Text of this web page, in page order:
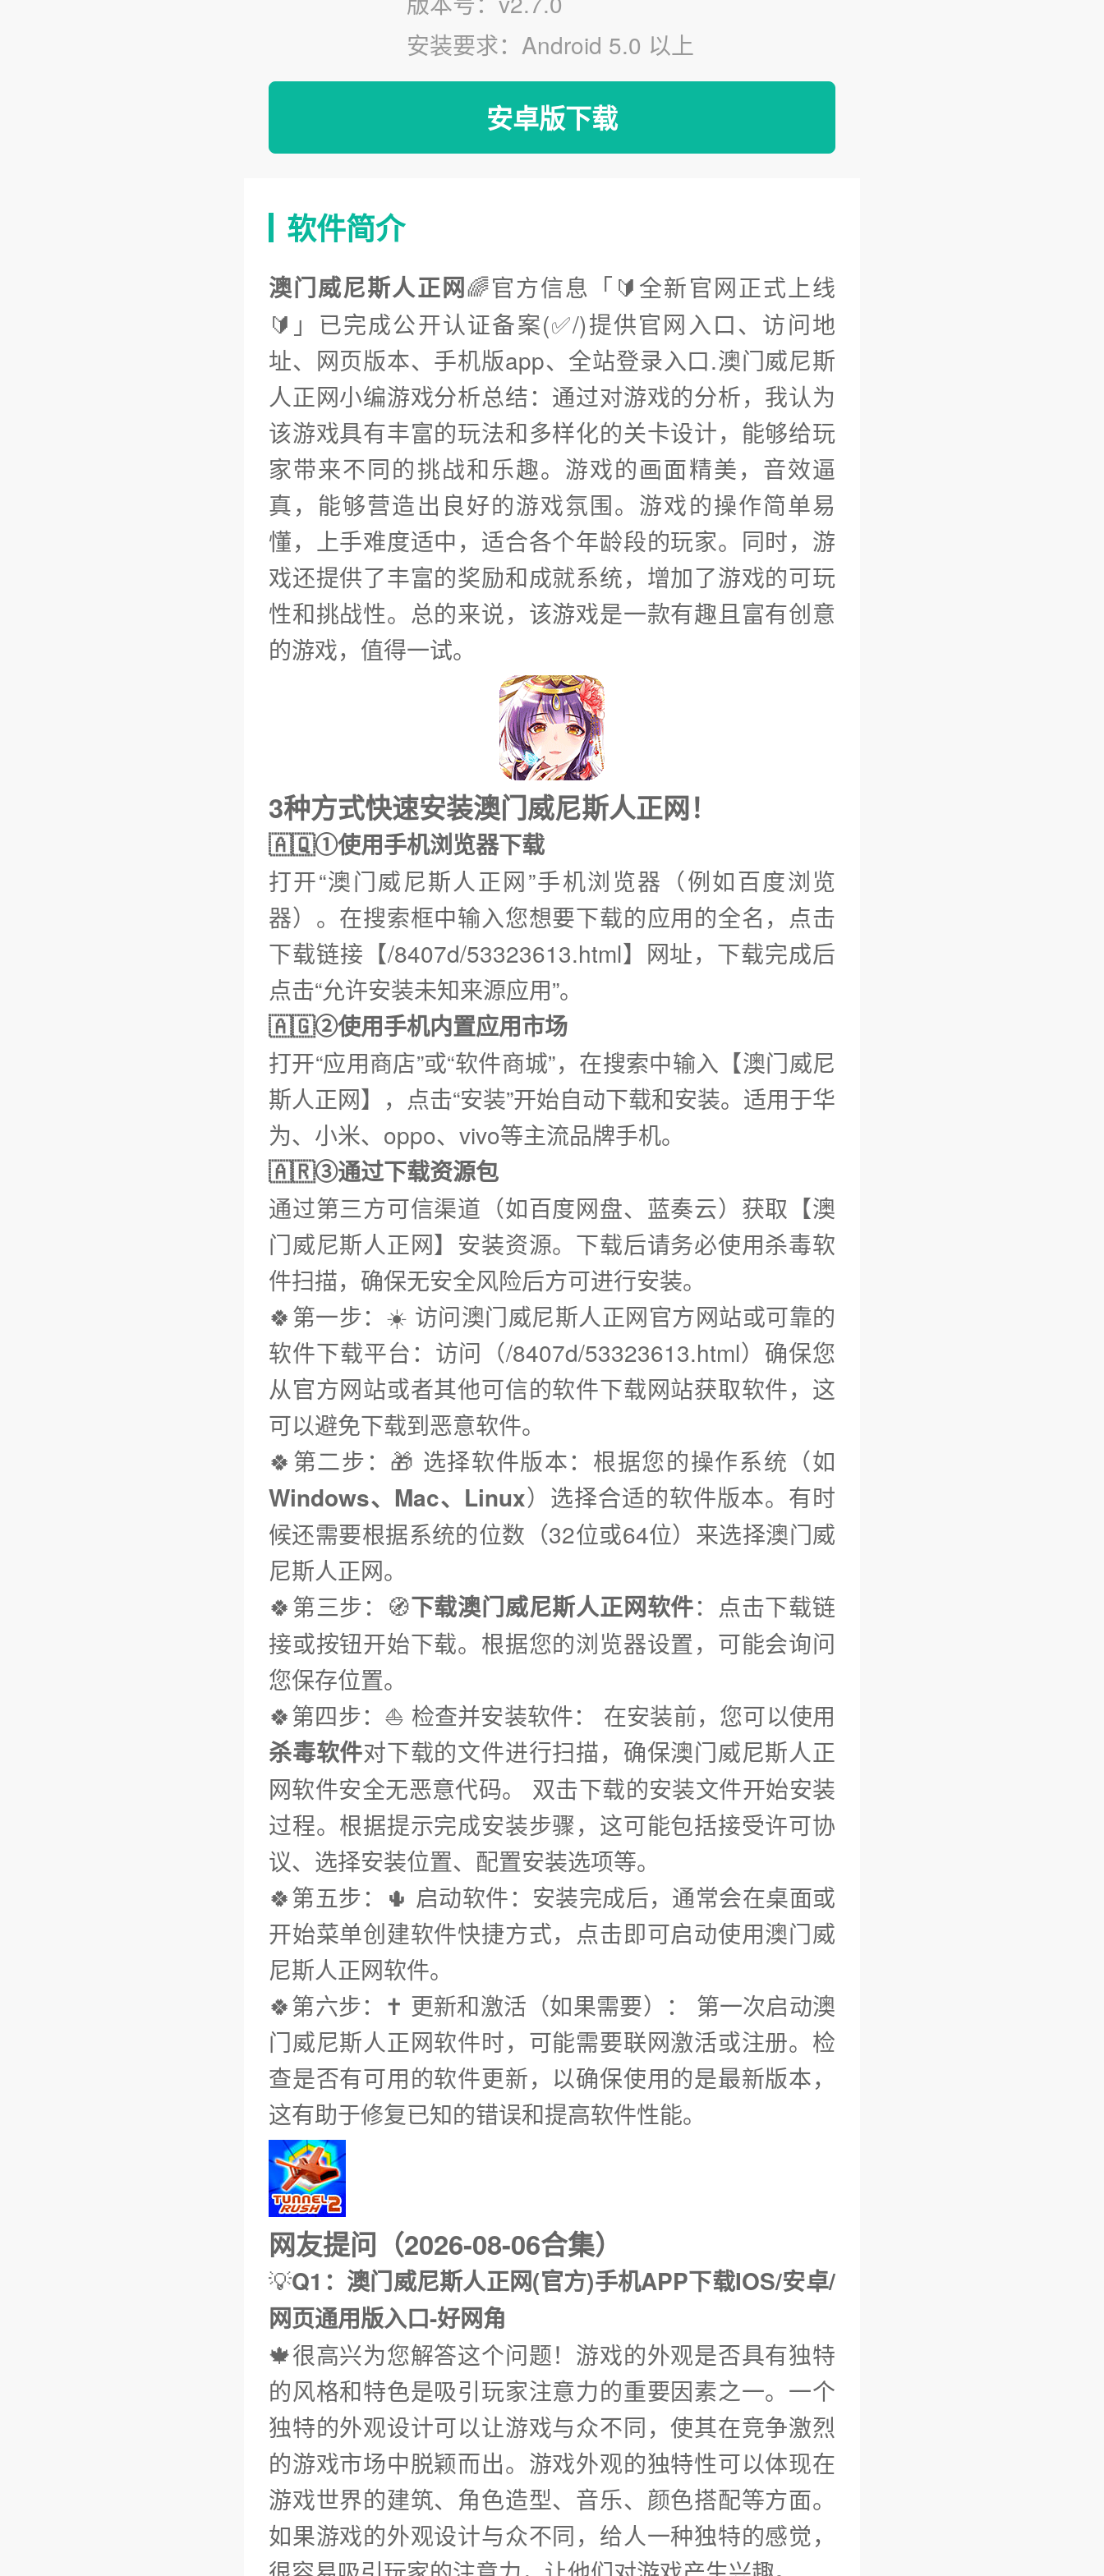
安装要求：Android 5.0 以上
安卓版下载
软件简介
澳门威尼斯人正网🌈官方信息「🔰全新官网正式上线
🔰」已完成公开认证备案(✅/)提供官网入口、访问地
址、网页版本、手机版app、全站登录入口.澳门威尼斯
人正网小编游戏分析总结：通过对游戏的分析，我认为
该游戏具有丰富的玩法和多样化的关卡设计，能够给玩
家带来不同的挑战和乐趣。游戏的画面精美，音效逼
真，能够营造出良好的游戏氛围。游戏的操作简单易
懂，上手难度适中，适合各个年龄段的玩家。同时，游
戏还提供了丰富的奖励和成就系统，增加了游戏的可玩
性和挑战性。总的来说，该游戏是一款有趣且富有创意
的游戏，值得一试。
3种方式快速安装澳门威尼斯人正网！
🇦🇶①使用手机浏览器下载
打开“澳门威尼斯人正网”手机浏览器（例如百度浏览
器）。在搜索框中输入您想要下载的应用的全名，点击
下载链接【/8407d/53323613.html】网址，下载完成后
点击“允许安装未知来源应用”。
🇦🇬②使用手机内置应用市场
打开“应用商店”或“软件商城”，在搜索中输入【澳门威尼
斯人正网】，点击“安装”开始自动下载和安装。适用于华
为、小米、oppo、vivo等主流品牌手机。
🇦🇷③通过下载资源包
通过第三方可信渠道（如百度网盘、蓝奏云）获取【澳
门威尼斯人正网】安装资源。下载后请务必使用杀毒软
件扫描，确保无安全风险后方可进行安装。
🍀第一步：☀️ 访问澳门威尼斯人正网官方网站或可靠的
软件下载平台：访问（/8407d/53323613.html）确保您
从官方网站或者其他可信的软件下载网站获取软件，这
可以避免下载到恶意软件。
🍀第二步：🎁 选择软件版本：根据您的操作系统（如
Windows、Mac、Linux）选择合适的软件版本。有时
候还需要根据系统的位数（32位或64位）来选择澳门威
尼斯人正网。
🍀第三步：🧭下载澳门威尼斯人正网软件：点击下载链
接或按钮开始下载。根据您的浏览器设置，可能会询问
您保存位置。
🍀第四步：⛵️ 检查并安装软件： 在安装前，您可以使用
杀毒软件对下载的文件进行扫描，确保澳门威尼斯人正
网软件安全无恶意代码。 双击下载的安装文件开始安装
过程。根据提示完成安装步骤，这可能包括接受许可协
议、选择安装位置、配置安装选项等。
🍀第五步：🌵 启动软件：安装完成后，通常会在桌面或
开始菜单创建软件快捷方式，点击即可启动使用澳门威
尼斯人正网软件。
🍀第六步：✝️ 更新和激活（如果需要）： 第一次启动澳
门威尼斯人正网软件时，可能需要联网激活或注册。检
查是否有可用的软件更新，以确保使用的是最新版本，
这有助于修复已知的错误和提高软件性能。
网友提问（2026-08-06合集）
💡Q1：澳门威尼斯人正网(官方)手机APP下载IOS/安卓/
网页通用版入口-好网角
🍁很高兴为您解答这个问题！游戏的外观是否具有独特
的风格和特色是吸引玩家注意力的重要因素之一。一个
独特的外观设计可以让游戏与众不同，使其在竞争激烈
的游戏市场中脱颖而出。游戏外观的独特性可以体现在
游戏世界的建筑、角色造型、音乐、颜色搭配等方面。
如果游戏的外观设计与众不同，给人一种独特的感觉，